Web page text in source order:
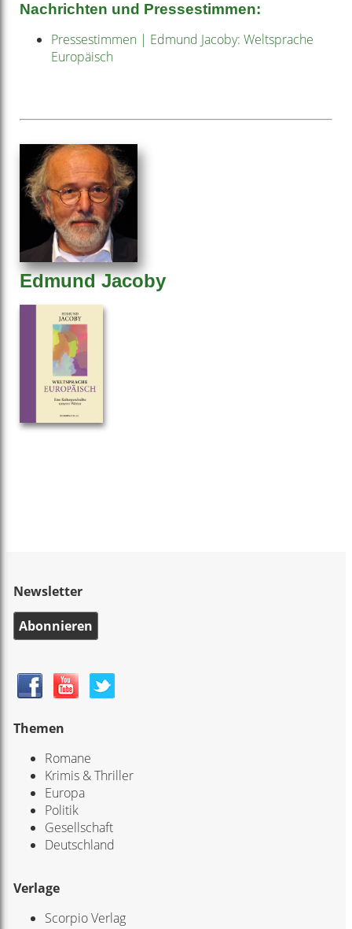
Nachrichten und Pressestimmen:
Pressestimmen | Edmund Jacoby: Weltsprache
Europäisch
Edmund Jacoby
Newsletter
Abonnieren
Themen
Romane
Krimis & Thriller
Europa
Politik
Gesellschaft
Deutschland
Verlage
Scorpio Verlag